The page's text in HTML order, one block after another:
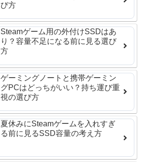
び方
Steamゲーム用の外付けSSDはあ
り？容量不足になる前に見る選び
方
ゲーミングノートと携帯ゲーミン
グPCはどっちがいい？持ち運び重
視の選び方
夏休みにSteamゲームを入れすぎ
る前に見るSSD容量の考え方